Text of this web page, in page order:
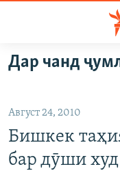
Ҷаҳиш
ба
аслӣ
Ҷаҳиш
ба
феҳристи
ГӮШАҲО
ҚАЗИЯИ "КРОКУС"
РӮЗГОРИ МУҲОҶИР
САЛОМ, ХОҲАР
ТАҲҚИҚОТ
Дар чанд
Август 24, 2010
Бишкек
бар дӯши